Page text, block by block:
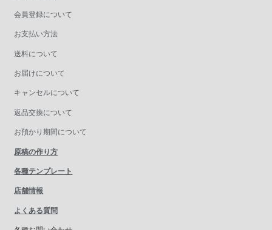
会員登録について
お支払い方法
送料について
お届けについて
キャンセルについて
返品交換について
お預かり期間について
原稿の作り方
各種テンプレート
店舗情報
よくある質問